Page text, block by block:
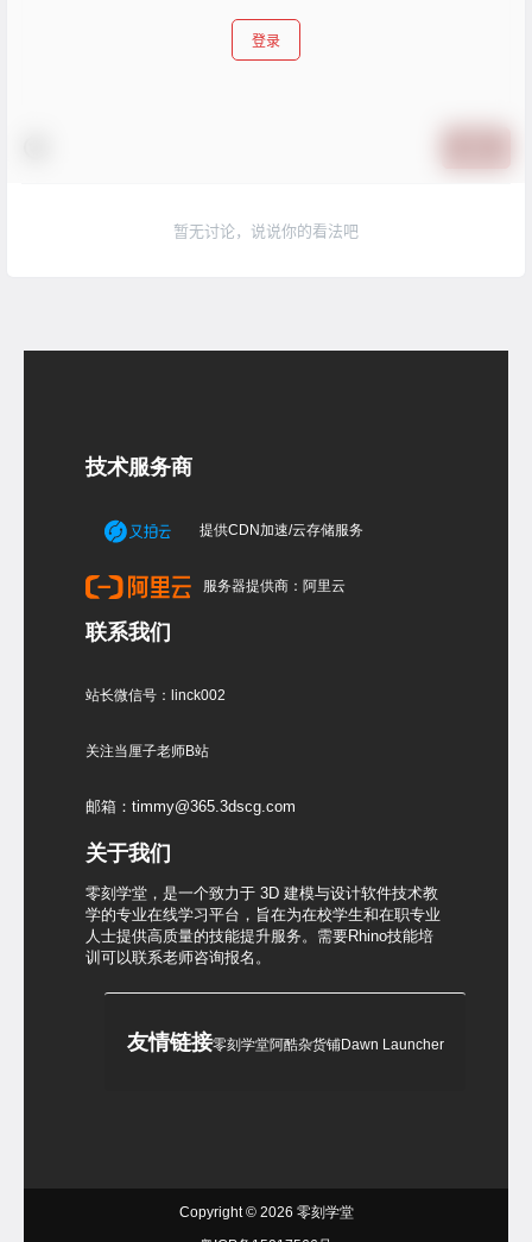
登录
暂无讨论，说说你的看法吧
技术服务商
提供CDN加速/云存储服务
服务器提供商：阿里云
联系我们
站长微信号：linck002
关注当厘子老师B站
邮箱：timmy@365.3dscg.com
关于我们
零刻学堂，是一个致力于 3D 建模与设计软件技术教
学的专业在线学习平台，旨在为在校学生和在职专业
人士提供高质量的技能提升服务。需要Rhino技能培
训可以联系老师咨询报名。
友情链接零刻学堂阿酷杂货铺Dawn Launcher
Copyright © 2026 零刻学堂